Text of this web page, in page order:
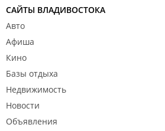
САЙТЫ ВЛАДИВОСТОКА
Авто
Афиша
Кино
Базы отдыха
Недвижимость
Новости
Объявления